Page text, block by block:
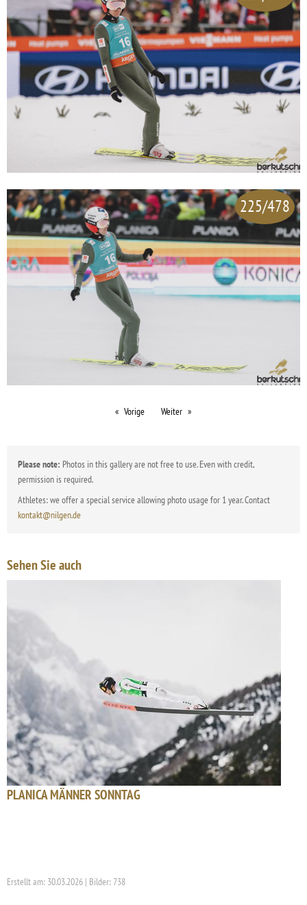
225/478
Vorige Weiter
Please note: Photos in this gallery are not free to use. Even with credit,
permission is required.
Athletes: we offer a special service allowing photo usage for 1 year. Contact
kontakt@nilgen.de
Sehen Sie auch
PLANICA MÄNNER SONNTAG
Erstellt am: 30.03.2026 | Bilder: 738